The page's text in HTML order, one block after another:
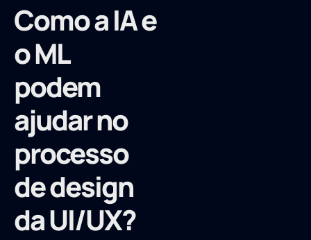
Como a IA e
o ML
podem
ajudar no
processo
de design
da UI/UX?